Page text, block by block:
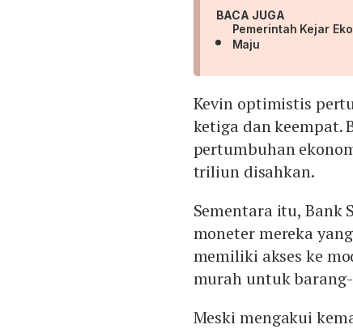
BACA JUGA
Pemerintah Kejar
Maju
Kevin optimistis
ketiga dan keempat.
pertumbuhan
triliun disahkan.
Sementara itu, Bank
moneter mereka
memiliki akses ke
murah untuk
Meski mengakui